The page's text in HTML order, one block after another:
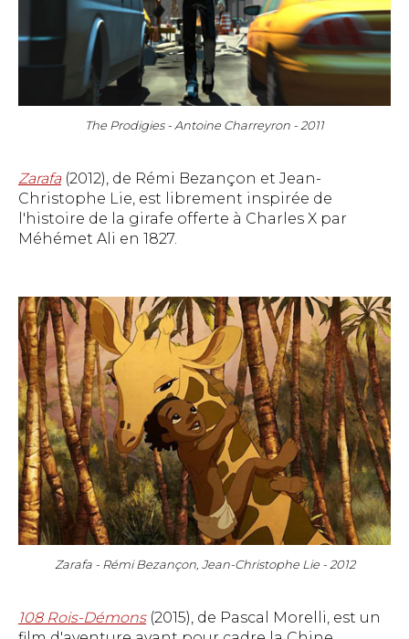
The Prodigies - Antoine Charreyron - 2011
Zarafa(2012), de Rémi Bezançon et Jean-
Christophe Lie, est librement inspirée de
l'histoire de la girafe offerte à Charles X par
Méhémet Ali en 1827.
Zarafa - Rémi Bezançon, Jean-Christophe Lie - 2012
108 Rois-Démons(2015), de Pascal Morelli, est un